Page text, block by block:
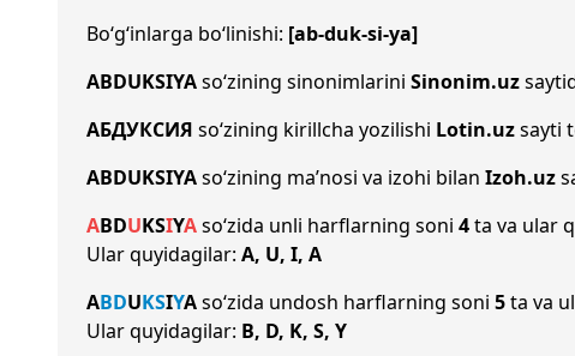
Bo‘g‘inlarga bo‘linishi: [ab-duk-si-ya]
ABDUKSIYAso‘zining sinonimlarini Sinonim.uz
АБДУКСИЯ so‘zining kirillcha yozilishi Lotin.uzsayti
ABDUKSIYAso‘zining ma’nosi va izohi bilan Izoh.uz
ABDUKSIYAso‘zida unli harflarning soni 4ta va ular
Ular quyidagilar: A, U, I, A
ABDUKSIYAso‘zida undosh harflarning soni 5ta va
Ular quyidagilar: B, D, K, S, Y